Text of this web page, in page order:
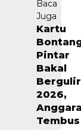
Baca
Juga
Kartu
Pintar
Bakal
Bergulir
2026,
Tembus